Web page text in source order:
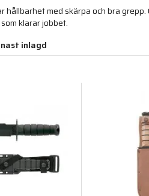
med skärpa och bra
klarar jobbet.
inlagd